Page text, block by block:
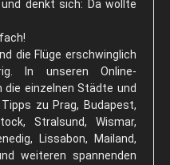
Ruda
denkt sich: Da wollte
die Flüge erschwinglich
In unseren Online-
die einzelnen Städte und
zu Prag, Budapest,
Stralsund, Wismar,
Lissabon, Mailand,
weiteren spannenden